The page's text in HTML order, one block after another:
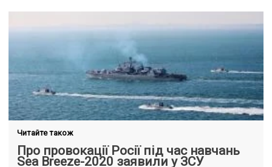
Читайте також
Про провокації Росії під час навчань
Sea Breeze-2020 заявили у ЗСУ